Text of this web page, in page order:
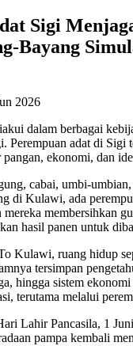
Sigi
Bayang
2026
dalam berbagai
Perempuan adat di Sigi
pangan, ekonomi, dan
cabai, umbi-
di Kulawi, ada
membersihkan
hasil panen untuk
Kulawi, ruang hidup
tersimpan
hingga sistem
terutama melalui
Lahir Pancasila, 1
pampa kembali